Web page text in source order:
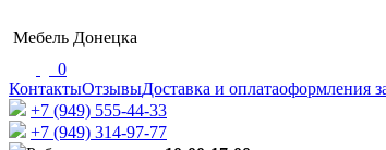
Мебель Донецка
0
КонтактыОтзывыДоставка и оплатаоформления
+7 (949) 555-44-33
+7 (949) 314-97-77